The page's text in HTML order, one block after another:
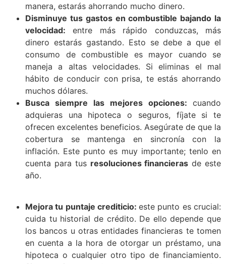
manera, estarás ahorrando mucho dinero.
Disminuye tus gastos en combustible bajando la
velocidad: entre más rápido conduzcas, más
dinero estarás gastando. Esto se debe a que el
consumo de combustible es mayor cuando se
maneja a altas velocidades. Si eliminas el mal
hábito de conducir con prisa, te estás ahorrando
muchos dólares.
Busca siempre las mejores opciones: cuando
adquieras una hipoteca o seguros, fíjate si te
ofrecen excelentes beneficios. Asegúrate de que la
cobertura se mantenga en sincronía con la
inflación. Este punto es muy importante; tenlo en
cuenta para tus resoluciones financieras de este
año.
Mejora tu puntaje crediticio:este punto es crucial:
cuida tu historial de crédito. De ello depende que
los bancos u otras entidades financieras te tomen
en cuenta a la hora de otorgar un préstamo, una
hipoteca o cualquier otro tipo de financiamiento.